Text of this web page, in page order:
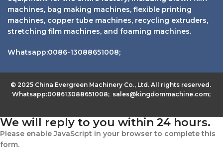
machines, bag making machines, flexible printing
machines, copper tube machines, recycling extruders,
stretching film machines, and foaming machines.
Whatsapp:0086-13088651008;
© 2025 China Evergreen Machinery Co., Ltd. All rights reserved.
Whatsapp:008613088651008; sales@kingdommachine.com;
We will reply to you within 24 hours.
Please enable JavaScript in your browser to complete this
form.